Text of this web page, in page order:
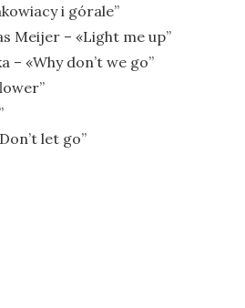
i górale”
Meijer – «Light me up”
– «Why don’t we go”
let go”